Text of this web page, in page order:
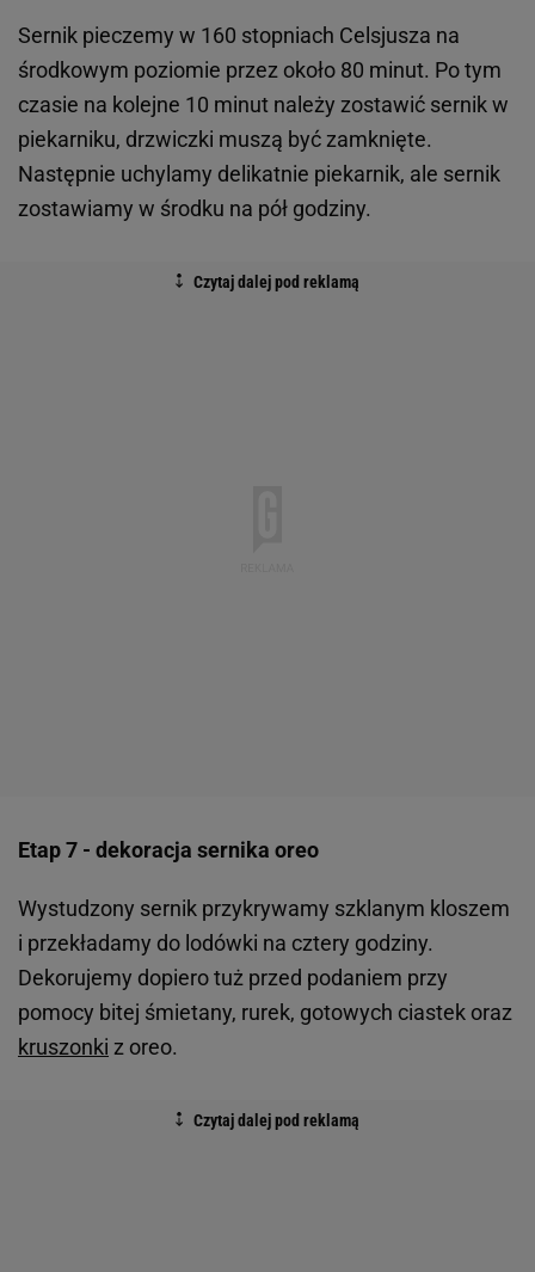
Sernik pieczemy w 160 stopniach Celsjusza na
środkowym poziomie przez około 80 minut. Po tym
czasie na kolejne 10 minut należy zostawić sernik w
piekarniku, drzwiczki muszą być zamknięte.
Następnie uchylamy delikatnie piekarnik, ale sernik
zostawiamy w środku na pół godziny.
Etap 7 - dekoracja sernika oreo
Wystudzony sernik przykrywamy szklanym kloszem
i przekładamy do lodówki na cztery godziny.
Dekorujemy dopiero tuż przed podaniem przy
pomocy bitej śmietany, rurek, gotowych ciastek oraz
kruszonki z oreo.